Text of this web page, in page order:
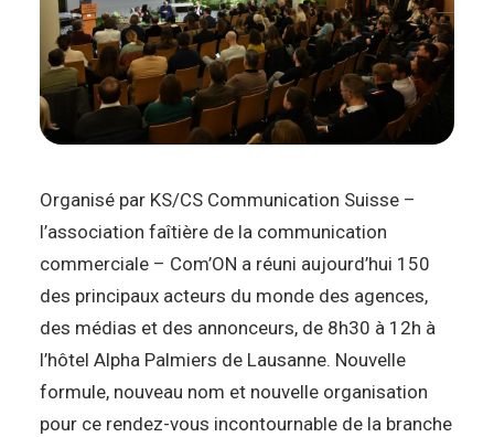
Organisé par KS/CS Communication Suisse –
l’association faîtière de la communication
commerciale – Com’ON a réuni aujourd’hui 150
des principaux acteurs du monde des agences,
des médias et des annonceurs, de 8h30 à 12h à
l’hôtel Alpha Palmiers de Lausanne. Nouvelle
formule, nouveau nom et nouvelle organisation
pour ce rendez-vous incontournable de la branche